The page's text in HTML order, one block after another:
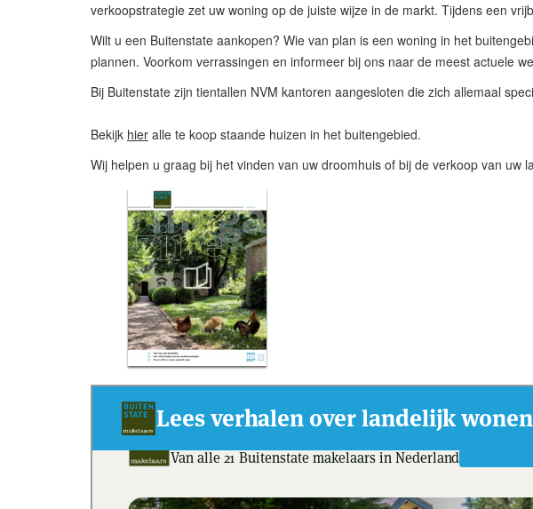
verkoopstrategie zet uw woning op de juiste wijze in de markt. Tijdens een
Wilt u een Buitenstate aankopen? Wie van plan is een woning in het
plannen. Voorkom verrassingen en informeer bij ons naar de meest actuele
Bij Buitenstate zijn tientallen NVM kantoren aangesloten die zich allemaal
Bekijk hier alle te koop staande huizen in het buitengebied.
Wij helpen u graag bij het vinden van uw droomhuis of bij de verkoop van uw